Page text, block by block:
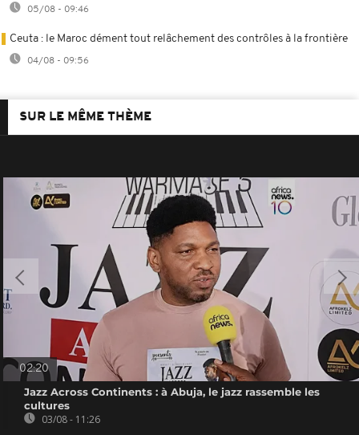
05/08 - 09:46
Ceuta : le Maroc dément tout relâchement des contrôles à la frontière
04/08 - 09:56
SUR LE MÊME THÈME
02:20
Jazz Across Continents : à Abuja, le jazz rassemble les
cultures
03/08 - 11:26